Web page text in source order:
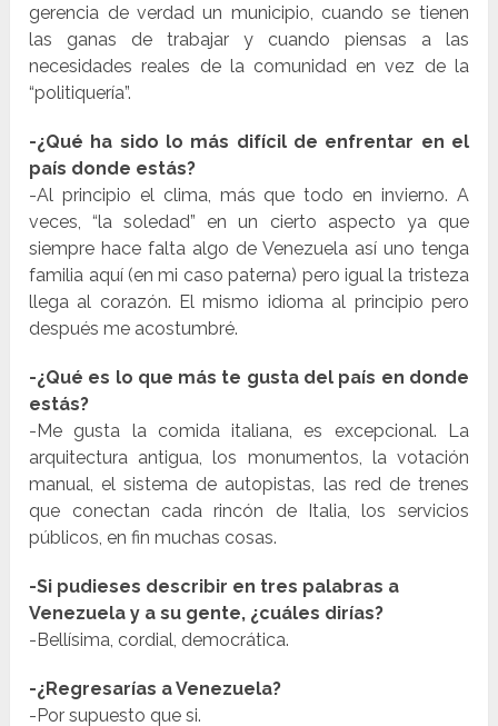
gerencia de verdad un municipio, cuando se tienen
las ganas de trabajar y cuando piensas a las
necesidades reales de la comunidad en vez de la
“politiquería”.
-¿Qué ha sido lo más difícil de enfrentar en el
país donde estás?
-Al principio el clima, más que todo en invierno. A
veces, “la soledad” en un cierto aspecto ya que
siempre hace falta algo de Venezuela así uno tenga
familia aquí (en mi caso paterna) pero igual la tristeza
llega al corazón. El mismo idioma al principio pero
después me acostumbré.
-¿Qué es lo que más te gusta del país en donde
estás?
-Me gusta la comida italiana, es excepcional. La
arquitectura antigua, los monumentos, la votación
manual, el sistema de autopistas, las red de trenes
que conectan cada rincón de Italia, los servicios
públicos, en fin muchas cosas.
-Si pudieses describir en tres palabras a
Venezuela y a su gente, ¿cuáles dirías?
-Bellísima, cordial, democrática.
-¿Regresarías a Venezuela?
-Por supuesto que si.